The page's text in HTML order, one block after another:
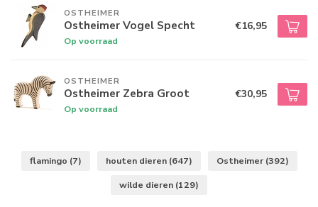
OSTHEIMER
Ostheimer Vogel Specht
Op voorraad
€16,95
OSTHEIMER
Ostheimer Zebra Groot
Op voorraad
€30,95
flamingo (7) houten dieren (647) Ostheimer (392)
wilde dieren (129)